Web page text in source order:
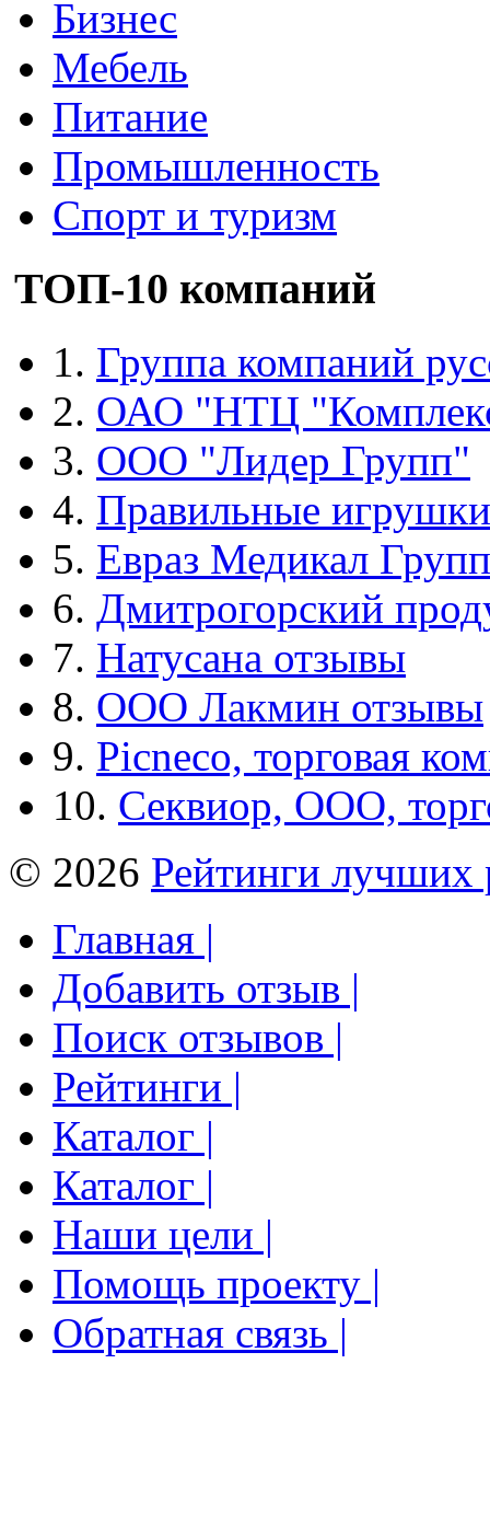
Бизнес
Мебель
Питание
Промышленность
Спорт и туризм
ТОП-10 компаний
1. Группа компаний
2. ОАО "НТЦ
3. ООО "Лидер Групп"
4. Правильные игрушки
5. Евраз Медикал Групп
6. Дмитрогорский
7. Натусана отзывы
8. ООО Лакмин отзывы
9. Picneco, торговая
10. Секвиор, ООО,
© 2026 Рейтинги лучших
Главная |
Добавить отзыв |
Поиск отзывов |
Рейтинги |
Каталог |
Каталог |
Наши цели |
Помощь проекту |
Обратная связь |